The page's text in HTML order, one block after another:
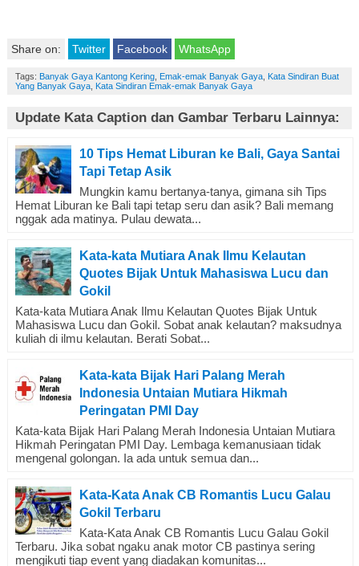
Share on: Twitter Facebook WhatsApp
Tags: Banyak Gaya Kantong Kering, Emak-emak Banyak Gaya, Kata Sindiran Buat
Yang Banyak Gaya, Kata Sindiran Emak-emak Banyak Gaya
Update Kata Caption dan Gambar Terbaru Lainnya:
10 Tips Hemat Liburan ke Bali, Gaya Santai
Tapi Tetap Asik
Mungkin kamu bertanya-tanya, gimana sih Tips
Hemat Liburan ke Bali tapi tetap seru dan asik? Bali memang
nggak ada matinya. Pulau dewata...
Kata-kata Mutiara Anak Ilmu Kelautan
Quotes Bijak Untuk Mahasiswa Lucu dan
Gokil
Kata-kata Mutiara Anak Ilmu Kelautan Quotes Bijak Untuk
Mahasiswa Lucu dan Gokil. Sobat anak kelautan? maksudnya
kuliah di ilmu kelautan. Berati Sobat...
Kata-kata Bijak Hari Palang Merah
Indonesia Untaian Mutiara Hikmah
Peringatan PMI Day
Kata-kata Bijak Hari Palang Merah Indonesia Untaian Mutiara
Hikmah Peringatan PMI Day. Lembaga kemanusiaan tidak
mengenal golongan. Ia ada untuk semua dan...
Kata-Kata Anak CB Romantis Lucu Galau
Gokil Terbaru
Kata-Kata Anak CB Romantis Lucu Galau Gokil
Terbaru. Jika sobat ngaku anak motor CB pastinya sering
mengikuti tiap event yang diadakan komunitas...